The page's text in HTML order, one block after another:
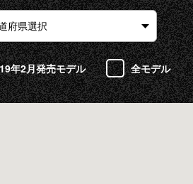
年2月発売モデル 全モデル